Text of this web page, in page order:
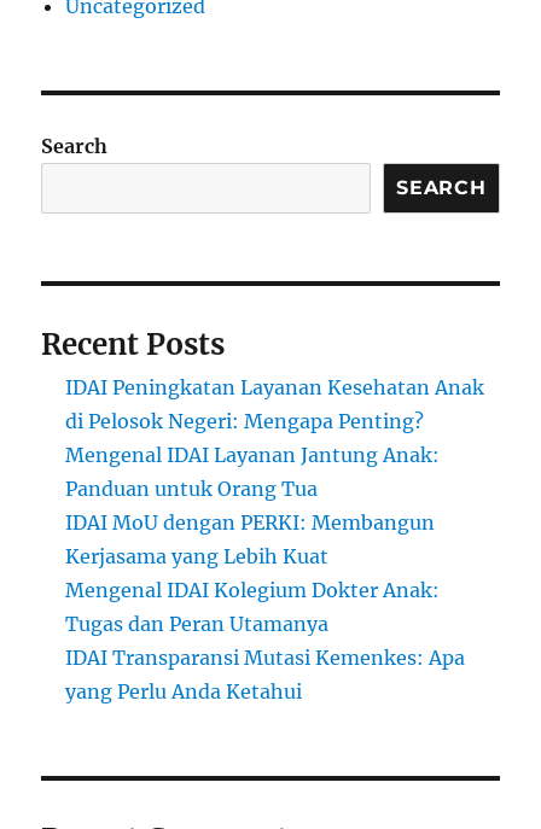
Uncategorized
Search
SEARCH
Recent Posts
IDAI Peningkatan Layanan Kesehatan Anak
di Pelosok Negeri: Mengapa Penting?
Mengenal IDAI Layanan Jantung Anak:
Panduan untuk Orang Tua
IDAI MoU dengan PERKI: Membangun
Kerjasama yang Lebih Kuat
Mengenal IDAI Kolegium Dokter Anak:
Tugas dan Peran Utamanya
IDAI Transparansi Mutasi Kemenkes: Apa
yang Perlu Anda Ketahui